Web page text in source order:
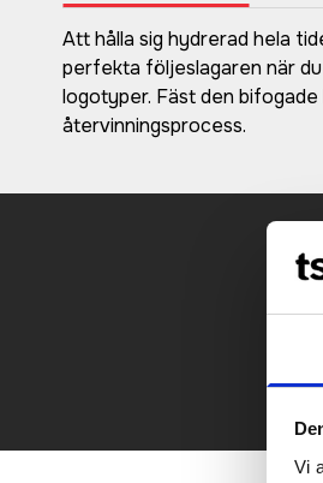
Vi
Att hålla sig hydrerad hela
perfekta följeslagaren när
logotyper. Fäst den
återvinningsprocess.